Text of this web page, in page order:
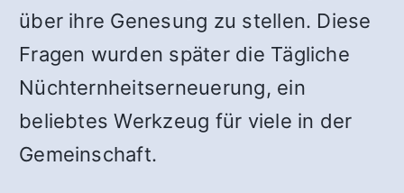
über ihre Genesung zu stellen. Diese
Fragen wurden später die Tägliche
Nüchternheitserneuerung, ein
beliebtes Werkzeug für viele in der
Gemeinschaft.